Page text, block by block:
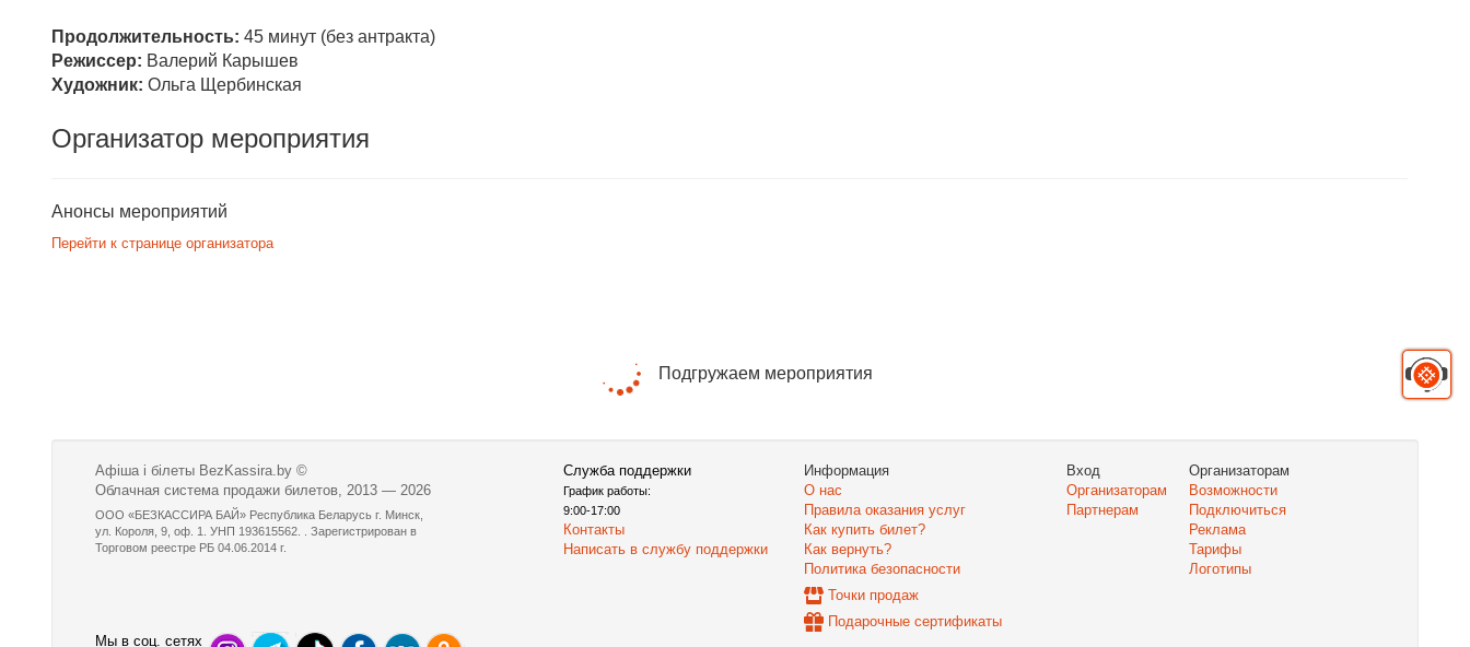
Продолжительность: 45 минут (без антракта)
Режиссер: Валерий Карышев
Художник: Ольга Щербинская
Организатор мероприятия
Анонсы мероприятий
Перейти к странице организатора
Подгружаем мероприятия
Афіша і білеты BezKassira.by ©
Облачная система продажи билетов, 2013 — 2026
ООО «БЕЗКАССИРА БАЙ» Республика Беларусь г. Минск,
ул. Короля, 9, оф. 1. УНП 193615562. . Зарегистрирован в
Торговом реестре РБ 04.06.2014 г.
Служба поддержки
График работы:
9:00-17:00
Контакты
Написать в службу поддержки
Информация
О нас
Правила оказания услуг
Как купить билет?
Как вернуть?
Политика безопасности
Точки продаж
Подарочные сертификаты
Вход
Организаторам
Партнерам
Организаторам
Возможности
Подключиться
Реклама
Тарифы
Логотипы
Мы в соц. сетях